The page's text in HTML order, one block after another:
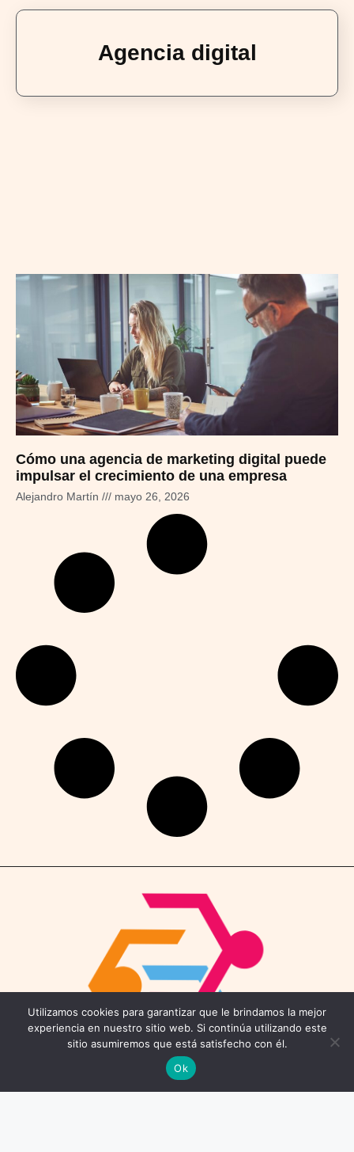
Agencia digital
Cómo una agencia de marketing digital puede
impulsar el crecimiento de una empresa
Alejandro Martín mayo 26, 2026
Utilizamos cookies para garantizar que le brindamos la mejor
experiencia en nuestro sitio web. Si continúa utilizando este
sitio asumiremos que está satisfecho con él.
Ok